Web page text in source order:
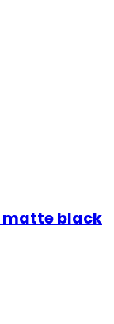
matte black